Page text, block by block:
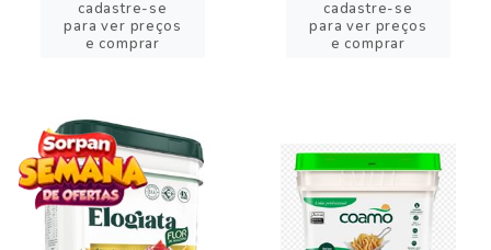
cadastre-se
para ver preços
e comprar
cadastre-se
para ver preços
e comprar